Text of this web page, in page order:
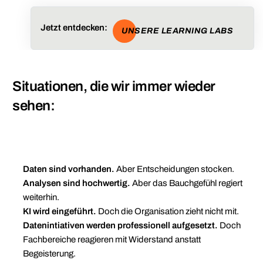
Jetzt entdecken: UNSERE LEARNING LABS
Situationen, die wir immer wieder
sehen:
Daten sind vorhanden. Aber Entscheidungen stocken.
Analysen sind hochwertig. Aber das Bauchgefühl regiert
weiterhin.
KI wird eingeführt. Doch die Organisation zieht nicht mit.
Datenintiativen werden professionell aufgesetzt. Doch
Fachbereiche reagieren mit Widerstand anstatt
Begeisterung.